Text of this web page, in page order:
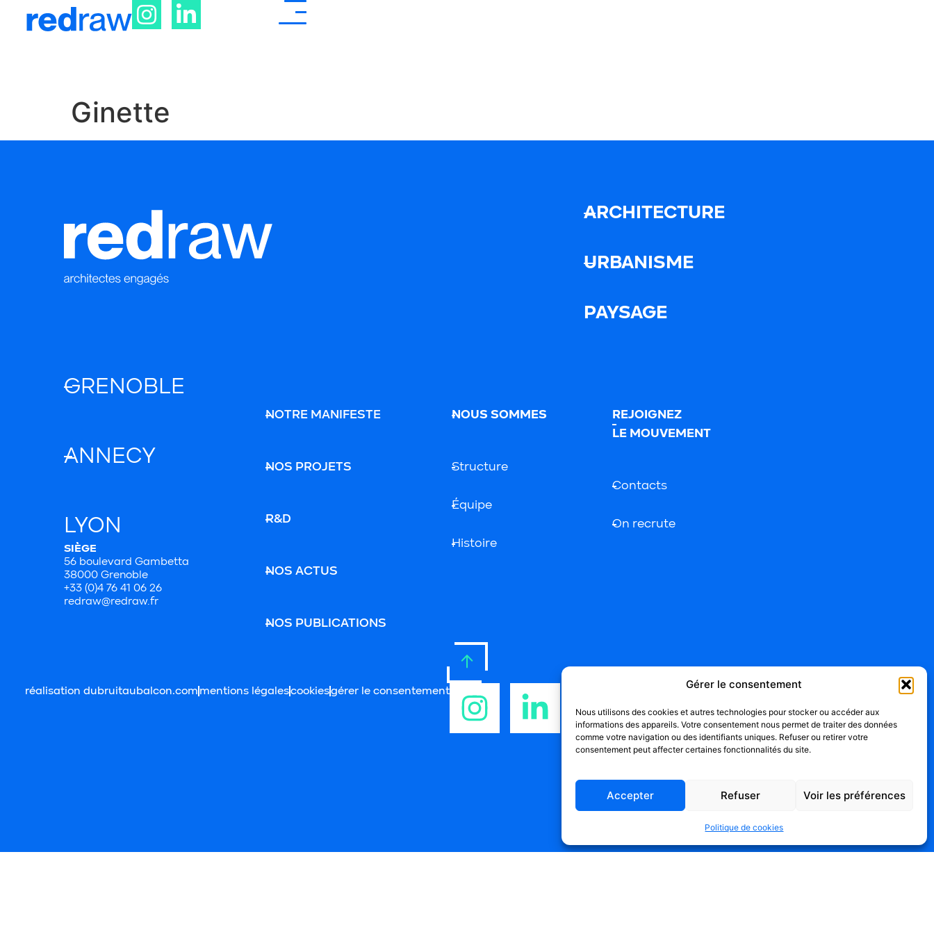
Gérer le consentement
Nous utilisons des cookies et autres technologies pour stocker ou accéder aux
informations des appareils. Votre consentement nous permet de traiter des données
comme votre navigation ou des identifiants uniques. Refuser ou retirer votre
consentement peut affecter certaines fonctionnalités du site.
Accepter Refuser Voir les préférences
Politique de cookies
Ginette
ARCHITECTURE
URBANISME
PAYSAGE
GRENOBLE
ANNECY
LYON
SIÈGE
56 boulevard Gambetta
38000 Grenoble
+33 (0)4 76 41 06 26
redraw@redraw.fr
NOTRE MANIFESTE
NOS PROJETS
R&D
NOS ACTUS
NOS PUBLICATIONS
NOUS SOMMES
Structure
Équipe
Histoire
REJOIGNEZ
LE MOUVEMENT
Contacts
On recrute
réalisation dubruitaubalcon.com mentions légalescookiesgérer le consentement